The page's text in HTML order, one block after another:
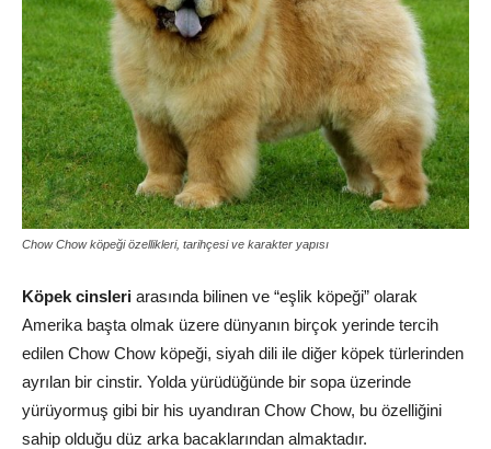
Chow Chow köpeği özellikleri, tarihçesi ve karakter yapısı
Köpek cinsleri arasında bilinen ve “eşlik köpeği” olarak
Amerika başta olmak üzere dünyanın birçok yerinde tercih
edilen Chow Chow köpeği, siyah dili ile diğer köpek türlerinden
ayrılan bir cinstir. Yolda yürüdüğünde bir sopa üzerinde
yürüyormuş gibi bir his uyandıran Chow Chow, bu özelliğini
sahip olduğu düz arka bacaklarından almaktadır.